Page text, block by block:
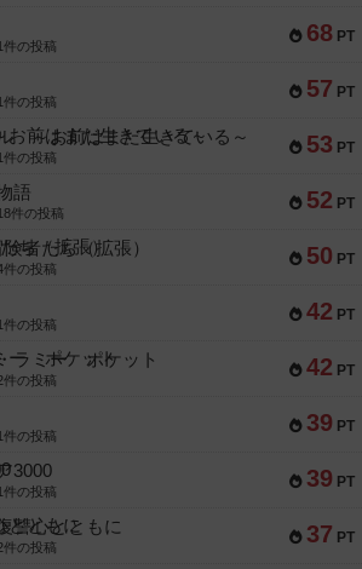
68 PT
件の投稿
57 PT
件の投稿
53 PT
～お前はまだ生きている～
件の投稿
52 PT
語
件の投稿
50 PT
者たち（拡張）
件の投稿
42 PT
件の投稿
42 PT
ラミー ポケット
件の投稿
39 PT
件の投稿
39 PT
3000
件の投稿
37 PT
讐心とともに
件の投稿